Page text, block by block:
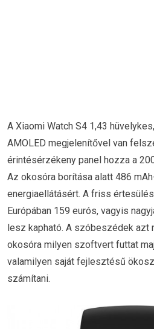
A Xiaomi Watch S4 1,43
AMOLED megjelenítővel van
érintésérzékeny panel hozza a
Az okosóra borítása alatt 486
energiaellátásért. A friss
Európában 159 eurós, vagyis
lesz kapható. A szóbeszédek azt
okosóra milyen szoftvert futtat
valamilyen saját fejlesztésű
számítani.